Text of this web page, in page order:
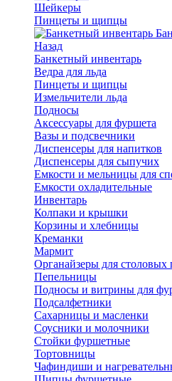
Шейкеры
Пинцеты и щипцы
Назад
Банкетный инвентарь
Ведра для льда
Пинцеты и щипцы
Измельчители льда
Подносы
Аксессуары для фуршета
Вазы и подсвечники
Диспенсеры для напитков
Диспенсеры для сыпучих
Емкости и мельницы для
Емкости охладительные
Инвентарь
Колпаки и крышки
Корзины и хлебницы
Креманки
Мармит
Органайзеры для столовых
Пепельницы
Подносы и витрины для
Подсалфетники
Сахарницы и масленки
Соусники и молочники
Стойки фуршетные
Тортовницы
Чафиндиши и